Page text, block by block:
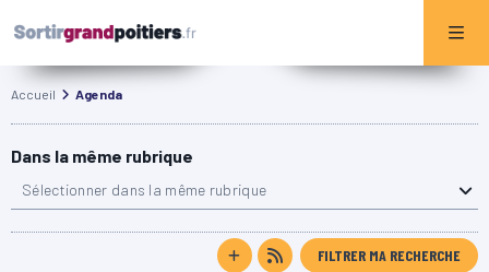
Accueil Agenda
Dans la même rubrique
Sélectionner dans la même rubrique
FILTRER MA RECHERCHE